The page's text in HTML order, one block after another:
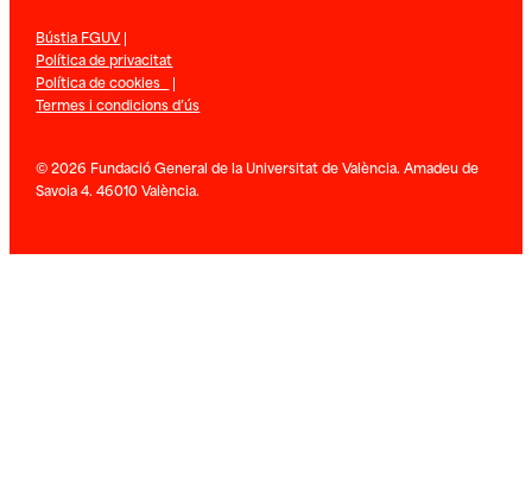
Bústia FGUV|
Política de privacitat
Política de cookies |
Termes i condicions d’ús
© 2026 Fundació General de la Universitat de València. Amadeu de
Savoia 4. 46010 València.